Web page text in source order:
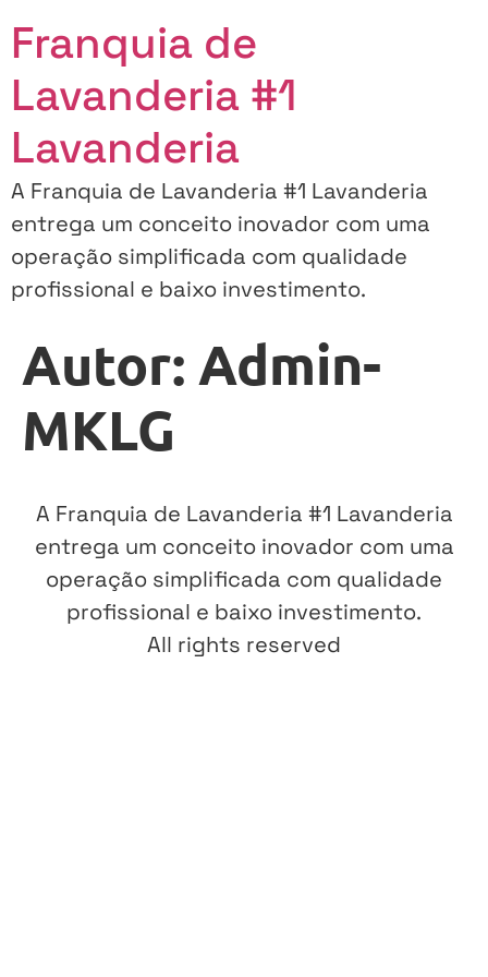
Franquia de
Lavanderia #1
Lavanderia
A Franquia de Lavanderia #1 Lavanderia
entrega um conceito inovador com uma
operação simplificada com qualidade
profissional e baixo investimento.
Autor: Admin-
MKLG
A Franquia de Lavanderia #1 Lavanderia
entrega um conceito inovador com uma
operação simplificada com qualidade
profissional e baixo investimento.
All rights reserved